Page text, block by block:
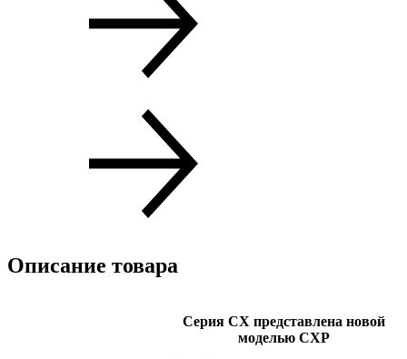
Описание товара
Серия CX представлена ​​новой
моделью CXP